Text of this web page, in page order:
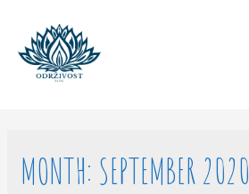
MONTH: SEPTEMBER 2020